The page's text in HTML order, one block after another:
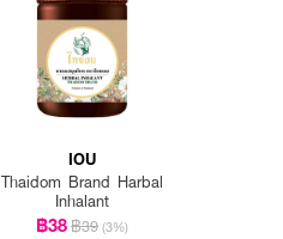
IOU
Thaidom Brand Harbal
Inhalant
฿38฿39 (3%)